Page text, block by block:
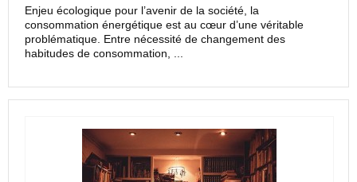
Enjeu écologique pour l’avenir de la société, la
consommation énergétique est au cœur d’une véritable
problématique. Entre nécessité de changement des
habitudes de consommation, ...